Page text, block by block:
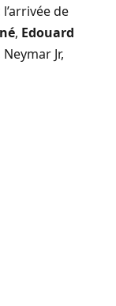
de
, Edouard
Neymar Jr,